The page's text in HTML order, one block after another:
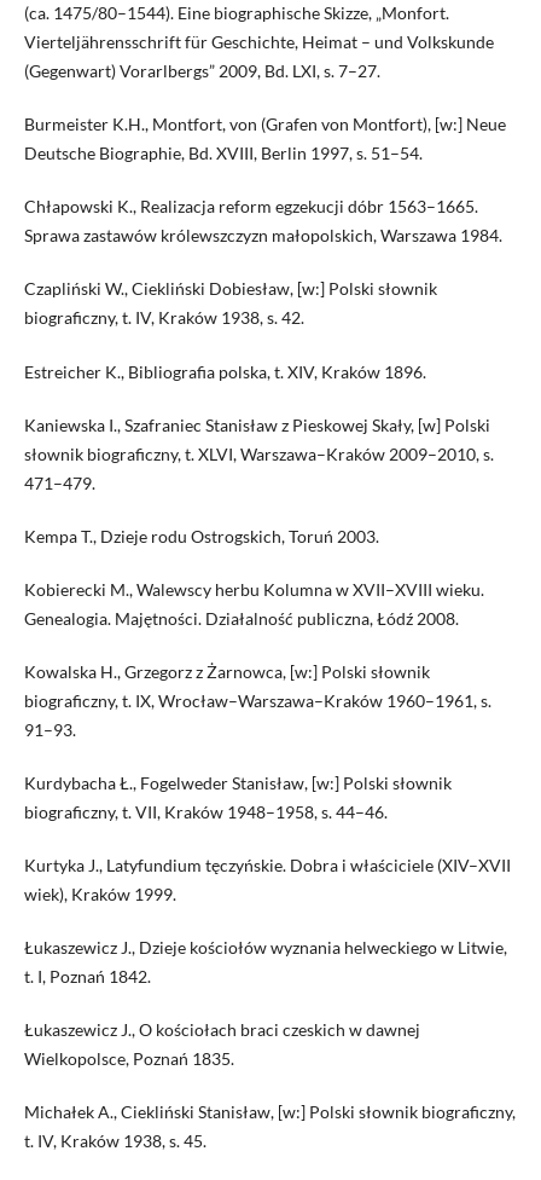
(ca. 1475/80–1544). Eine biographische Skizze, „Monfort.
Vierteljährensschrift für Geschichte, Heimat – und Volkskunde
(Gegenwart) Vorarlbergs” 2009, Bd. LXI, s. 7–27.
Burmeister K.H., Montfort, von (Grafen von Montfort), [w:] Neue
Deutsche Biographie, Bd. XVIII, Berlin 1997, s. 51–54.
Chłapowski K., Realizacja reform egzekucji dóbr 1563–1665.
Sprawa zastawów królewszczyzn małopolskich, Warszawa 1984.
Czapliński W., Ciekliński Dobiesław, [w:] Polski słownik
biograficzny, t. IV, Kraków 1938, s. 42.
Estreicher K., Bibliografia polska, t. XIV, Kraków 1896.
Kaniewska I., Szafraniec Stanisław z Pieskowej Skały, [w] Polski
słownik biograficzny, t. XLVI, Warszawa–Kraków 2009–2010, s.
471–479.
Kempa T., Dzieje rodu Ostrogskich, Toruń 2003.
Kobierecki M., Walewscy herbu Kolumna w XVII–XVIII wieku.
Genealogia. Majętności. Działalność publiczna, Łódź 2008.
Kowalska H., Grzegorz z Żarnowca, [w:] Polski słownik
biograficzny, t. IX, Wrocław–Warszawa–Kraków 1960–1961, s.
91–93.
Kurdybacha Ł., Fogelweder Stanisław, [w:] Polski słownik
biograficzny, t. VII, Kraków 1948–1958, s. 44–46.
Kurtyka J., Latyfundium tęczyńskie. Dobra i właściciele (XIV–XVII
wiek), Kraków 1999.
Łukaszewicz J., Dzieje kościołów wyznania helweckiego w Litwie,
t. I, Poznań 1842.
Łukaszewicz J., O kościołach braci czeskich w dawnej
Wielkopolsce, Poznań 1835.
Michałek A., Ciekliński Stanisław, [w:] Polski słownik biograficzny,
t. IV, Kraków 1938, s. 45.